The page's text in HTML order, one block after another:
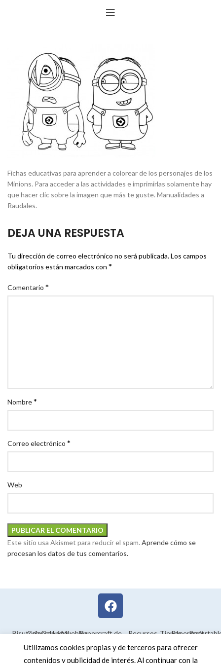
Fichas educativas para aprender a colorear de los personajes de los
Minions. Para acceder a las actividades e imprimirlas solamente hay
que hacer clic sobre la imagen que más te guste. Manualidades a
Raudales.
DEJA UNA RESPUESTA
Tu dirección de correo electrónico no será publicada.Los campos
obligatorios están marcados con *
Comentario *
Nombre*
Correo electrónico *
Web
Este sitio usa Akismet para reducir el spam. Aprende cómo se
procesan los datos de tus comentarios.
BisuteríaColorear
Galería
LegalMueblesPapercraft de
Maquetas en
Recursos
educativos
TiendaPapercraft
Utilizamos cookies propias y de terceros para ofrecer
contenidos y publicidad de interés. Al continuar con la